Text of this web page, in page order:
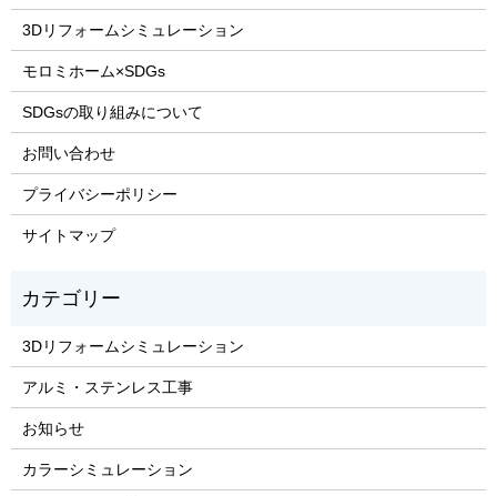
3Dリフォームシミュレーション
モロミホーム×SDGs
SDGsの取り組みについて
お問い合わせ
プライバシーポリシー
サイトマップ
3Dリフォームシミュレーション
アルミ・ステンレス工事
お知らせ
カラーシミュレーション